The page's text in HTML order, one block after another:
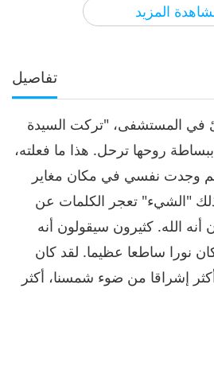
المزيدوالروحانية
تفاصيل
في المستشفى، "تركت السيدة
روحها ترحل. هذا ما فعلته،
وجدت نفسي في مكان مغاير
"الشيء" تعجر الكلمات عن
الله. كثيرون سيقولون أنه
نورا ساطعا عظيما. لقد كان
إشراقا من ضوء شمسنا، أكثر